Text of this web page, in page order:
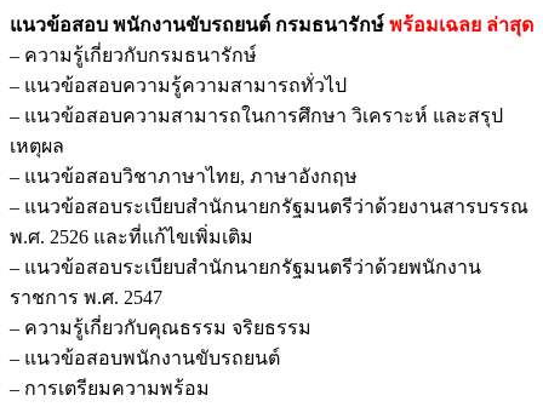
แนวข้อสอบ พนักงานขับรถยนต์ กรมธนารักษ์ พร้อมเฉลย ล่าสุด
– ความรู้เกี่ยวกับกรมธนารักษ์
– แนวข้อสอบความรู้ความสามารถทั่วไป
– แนวข้อสอบความสามารถในการศึกษา วิเคราะห์ และสรุป
เหตุผล
– แนวข้อสอบวิชาภาษาไทย, ภาษาอังกฤษ
– แนวข้อสอบระเบียบสำนักนายกรัฐมนตรีว่าด้วยงานสารบรรณ
พ.ศ. 2526 และที่แก้ไขเพิ่มเติม
– แนวข้อสอบระเบียบสำนักนายกรัฐมนตรีว่าด้วยพนักงาน
ราชการ พ.ศ. 2547
– ความรู้เกี่ยวกับคุณธรรม จริยธรรม
– แนวข้อสอบพนักงานขับรถยนต์
– การเตรียมความพร้อม